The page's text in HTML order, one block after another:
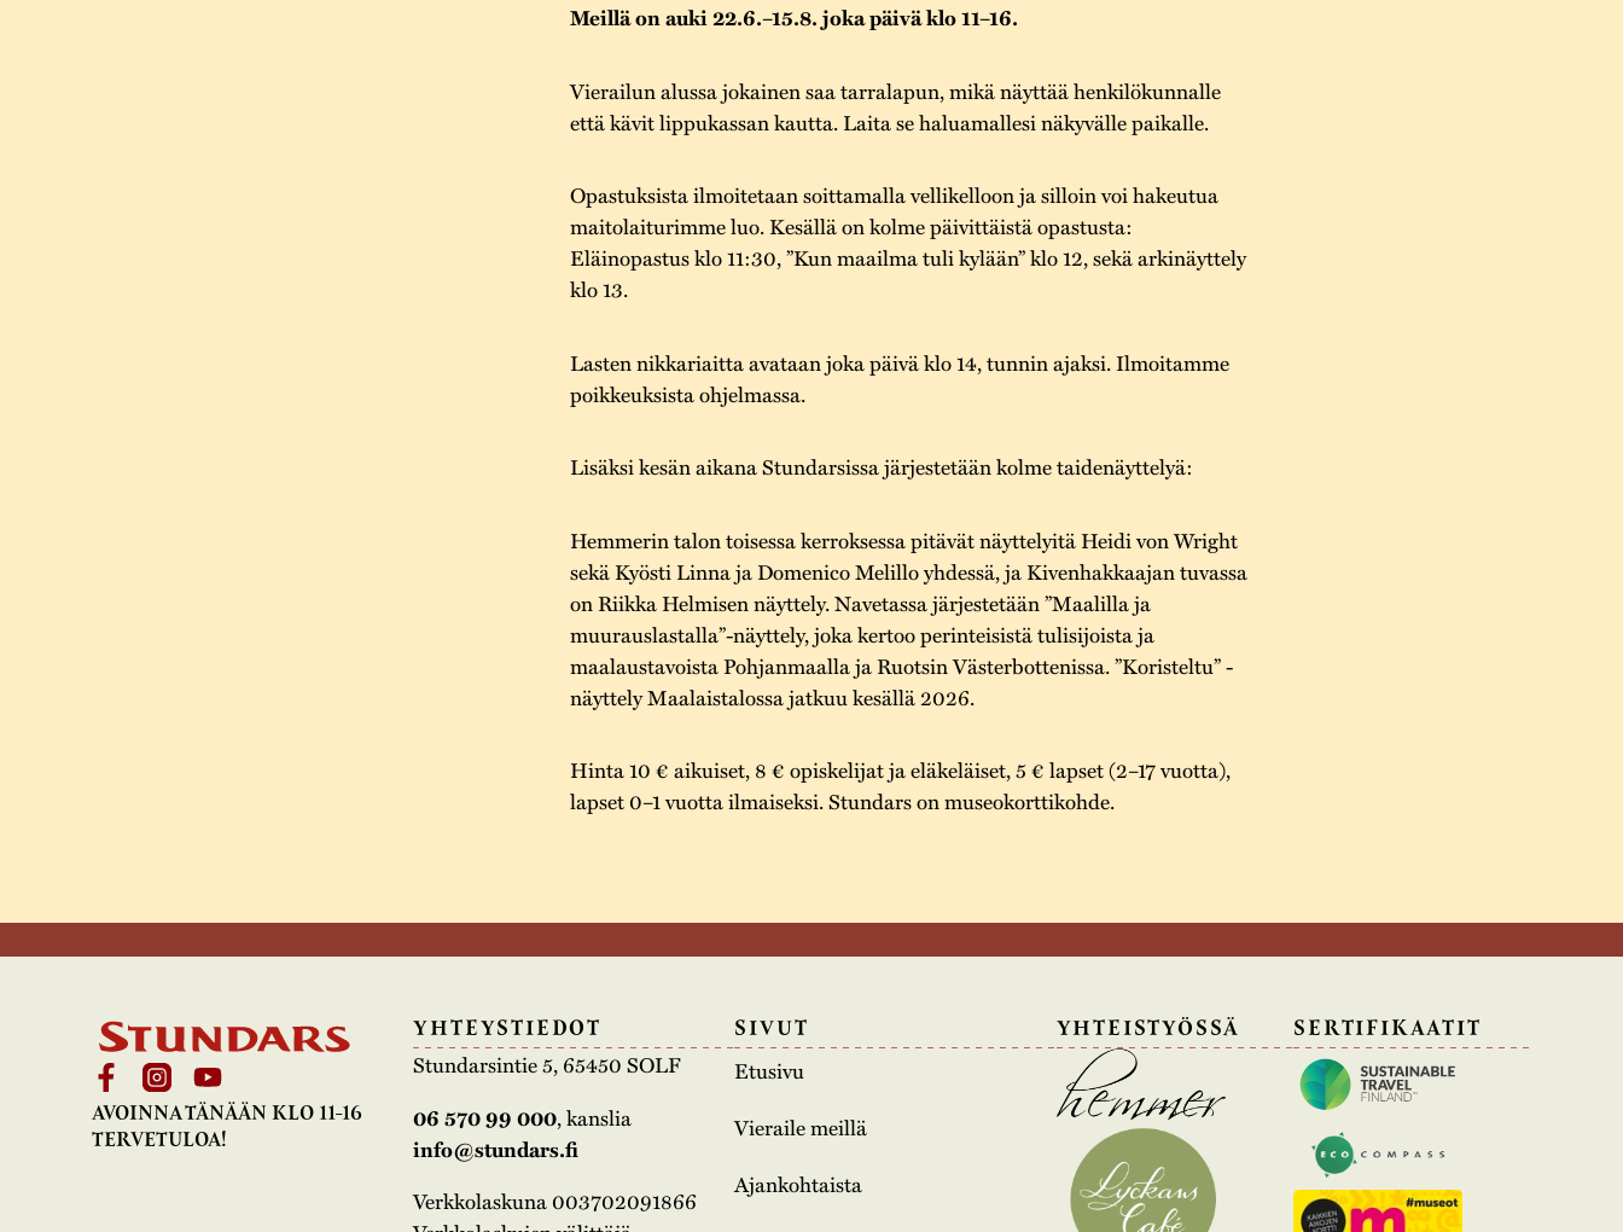
Meillä on auki 22.6.–15.8. joka päivä klo 11–16.
Vierailun alussa jokainen saa tarralapun, mikä näyttää henkilökunnalle
että kävit lippukassan kautta. Laita se haluamallesi näkyvälle paikalle.
Opastuksista ilmoitetaan soittamalla vellikelloon ja silloin voi hakeutua
maitolaiturimme luo. Kesällä on kolme päivittäistä opastusta:
Eläinopastus klo 11:30, ”Kun maailma tuli kylään” klo 12, sekä arkinäyttely
klo 13.
Lasten nikkariaitta avataan joka päivä klo 14, tunnin ajaksi. Ilmoitamme
poikkeuksista ohjelmassa.
Lisäksi kesän aikana Stundarsissa järjestetään kolme taidenäyttelyä:
Hemmerin talon toisessa kerroksessa pitävät näyttelyitä Heidi von Wright
sekä Kyösti Linna ja Domenico Melillo yhdessä, ja Kivenhakkaajan tuvassa
on Riikka Helmisen näyttely. Navetassa järjestetään ”Maalilla ja
muurauslastalla”-näyttely, joka kertoo perinteisistä tulisijoista ja
maalaustavoista Pohjanmaalla ja Ruotsin Västerbottenissa. ”Koristeltu” -
näyttely Maalaistalossa jatkuu kesällä 2026.
Hinta 10 € aikuiset, 8 € opiskelijat ja eläkeläiset, 5 € lapset (2–17 vuotta),
lapset 0–1 vuotta ilmaiseksi. Stundars on museokorttikohde.
AVOINNA TÄNÄÄN KLO 11-16
TERVETULOA!
YHTEYSTIEDOT
Stundarsintie 5, 65450 SOLF
06 570 99 000, kanslia
info@stundars.fi
Verkkolaskuna 003702091866
SIVUT
Etusivu
Vieraile meillä
Ajankohtaista
YHTEISTYÖSSÄ SERTIFIKAATIT